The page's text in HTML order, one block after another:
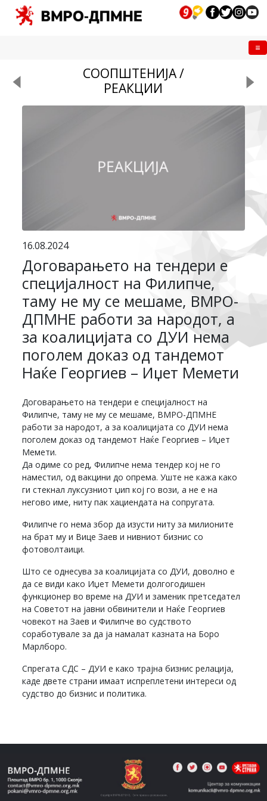
СООПШТЕНИЈА /
РЕАКЦИИ
16.08.2024
Договарањето на тендери е
специјалност на Филипче,
таму не му се мешаме, ВМРО-
ДПМНЕ работи за народот, а
за коалицијата со ДУИ нема
поголем доказ од тандемот
Наќе Георгиев – Иџет Мемети
Договарањето на тендери е специјалност на
Филипче, таму не му се мешаме, ВМРО-ДПМНЕ
работи за народот, а за коалицијата со ДУИ нема
поголем доказ од тандемот Наќе Георгиев – Иџет
Мемети.
Да одиме со ред, Филипче нема тендер кој не го
наместил, од вакцини до опрема. Уште не кажа како
ги стекнал луксузниот џип кој го вози, а не е на
негово име, ниту пак хациендата на сопругата.
Филипче го нема збор да изусти ниту за милионите
на брат му и Вице Заев и нивниот бизнис со
фотоволтаици.
Што се однесува за коалицијата со ДУИ, доволно е
да се види како Иџет Мемети долгогодишен
функционер во време на ДУИ и заменик претседател
на Советот на јавни обвинители и Наќе Георгиев
човекот на Заев и Филипче во судството
соработувале за да ја намалат казната на Боро
Марлборо.
Спрегата СДС – ДУИ е како трајна бизнис релација,
каде двете страни имаат испреплетени интереси од
судство до бизнис и политика.